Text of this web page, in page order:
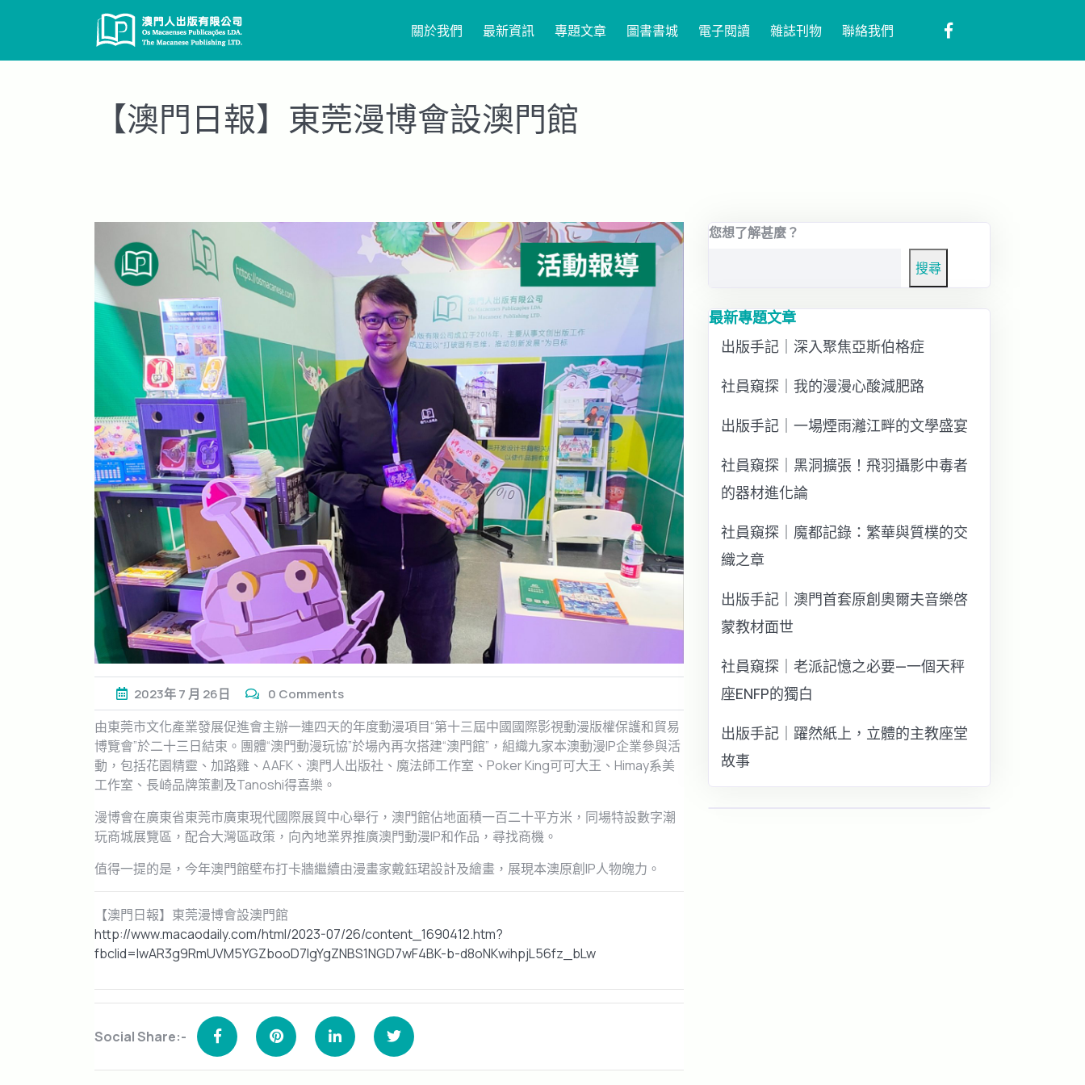
關於我們 最新資訊 專題文章 圖書書城 電子閱讀 雜誌刊物 聯絡我們
【澳門日報】東莞漫博會設澳門館
2023年7 月 26日 0 Comments
由東莞市文化產業發展促進會主辦一連四天的年度動漫項目“第十三屆中國國際影視動漫版權保護和貿易
博覽會”於二十三日結束。團體“澳門動漫玩協”於場內再次搭建“澳門館”，組織九家本澳動漫IP企業參與活
動，包括花園精靈、加路雞、AAFK、澳門人出版社、魔法師工作室、Poker King可可大王、Himay系美
工作室、長崎品牌策劃及Tanoshi得喜樂。
漫博會在廣東省東莞市廣東現代國際展貿中心舉行，澳門館佔地面積一百二十平方米，同場特設數字潮
玩商城展覽區，配合大灣區政策，向內地業界推廣澳門動漫IP和作品，尋找商機。
值得一提的是，今年澳門館壁布打卡牆繼續由漫畫家戴鈺珺設計及繪畫，展現本澳原創IP人物魄力。
【澳門日報】東莞漫博會設澳門館
http://www.macaodaily.com/html/2023-07/26/content_1690412.htm?
fbclid=IwAR3g9RmUVM5YGZbooD7lgYgZNBS1NGD7wF4BK-b-d8oNKwihpjL56fz_bLw
Social Share:-
您想了解甚麼？
搜尋
最新專題文章
出版手記｜深入聚焦亞斯伯格症
社員窺探｜我的漫漫心酸減肥路
出版手記｜一場煙雨灕江畔的文學盛宴
社員窺探｜黑洞擴張！飛羽攝影中毒者
的器材進化論
社員窺探｜魔都記錄：繁華與質樸的交
織之章
出版手記｜澳門首套原創奧爾夫音樂啓
蒙教材面世
社員窺探｜老派記憶之必要—一個天秤
座ENFP的獨白
出版手記｜躍然紙上，立體的主教座堂
故事